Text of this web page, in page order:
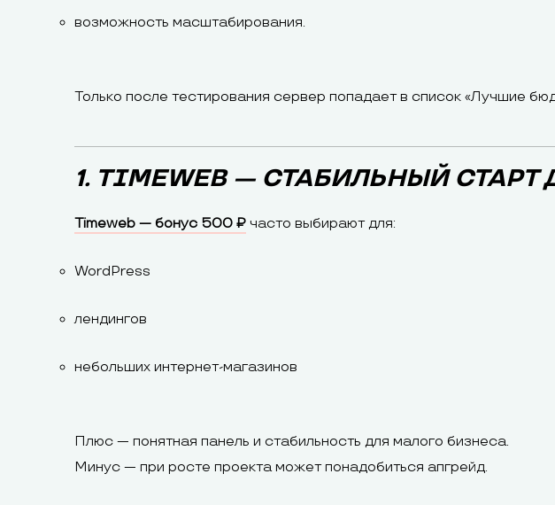
возможность масштабирования.
Только после тестирования сервер попадает в список «Лучшие
1. TIMEWEB — СТАБИЛЬНЫЙ СТАРТ
Timeweb — бонус 500 ₽ часто выбирают для:
WordPress
лендингов
небольших интернет-магазинов
Плюс — понятная панель и стабильность для малого бизнеса.
Минус — при росте проекта может понадобиться апгрейд.